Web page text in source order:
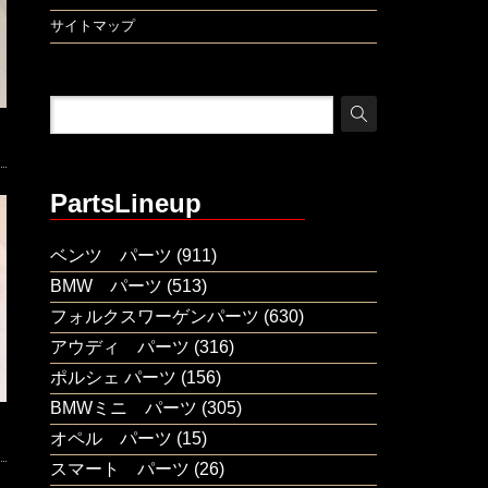
サイトマップ
PartsLineup
ベンツ パーツ (911)
BMW パーツ (513)
フォルクスワーゲンパーツ (630)
アウディ パーツ (316)
ポルシェ パーツ (156)
BMWミニ パーツ (305)
オペル パーツ (15)
スマート パーツ (26)